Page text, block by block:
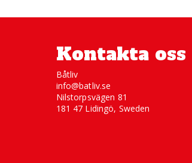
Kontakta oss
Båtliv
info@batliv.se
Nilstorpsvägen 81
181 47 Lidingö, Sweden